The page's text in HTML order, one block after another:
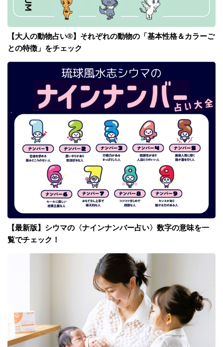
【大人の動物占い®】それぞれの動物の「基本性格＆カラーご
との特徴」をチェック
【最新版】シウマの〈ナインナンバー占い〉数字の意味を一
覧でチェック！